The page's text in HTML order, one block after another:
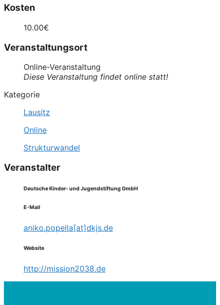
Kosten
10.00€
Veranstaltungsort
Online-Veranstaltung
Diese Veranstaltung findet online statt!
Kategorie
Lausitz
Online
Strukturwandel
Veranstalter
Deutsche Kinder- und Jugendstiftung GmbH
E-Mail
aniko.popella[at]dkjs.de
Website
http://mission2038.de